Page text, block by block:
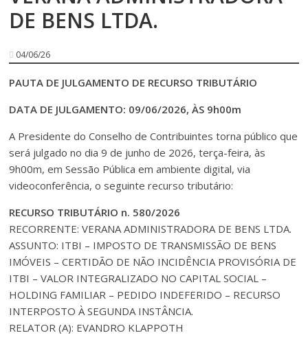
DE BENS LTDA.
04/06/26
PAUTA DE JULGAMENTO DE RECURSO TRIBUTÁRIO
DATA DE JULGAMENTO: 09/06/2026, ÀS 9h00m
A Presidente do Conselho de Contribuintes torna público que
será julgado no dia 9 de junho de 2026, terça-feira, às
9h00m, em Sessão Pública em ambiente digital, via
videoconferência, o seguinte recurso tributário:
RECURSO TRIBUTÁRIO n. 580/2026
RECORRENTE: VERANA ADMINISTRADORA DE BENS LTDA.
ASSUNTO: ITBI – IMPOSTO DE TRANSMISSÃO DE BENS
IMÓVEIS – CERTIDÃO DE NÃO INCIDÊNCIA PROVISÓRIA DE
ITBI – VALOR INTEGRALIZADO NO CAPITAL SOCIAL –
HOLDING FAMILIAR – PEDIDO INDEFERIDO – RECURSO
INTERPOSTO À SEGUNDA INSTÂNCIA.
RELATOR (A): EVANDRO KLAPPOTH